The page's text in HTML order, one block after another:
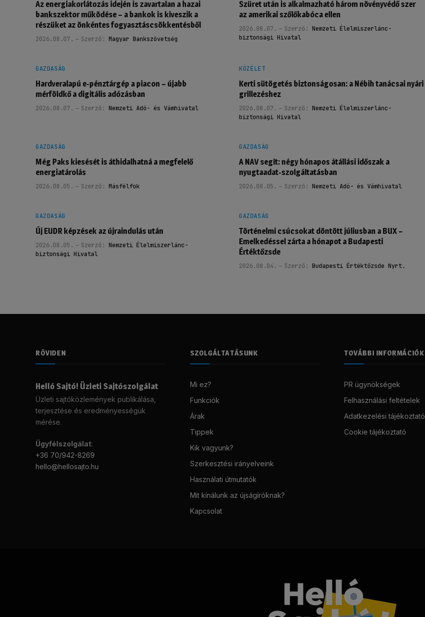
Az energiakorlátozás idején is zavartalan a hazai
bankszektor működése – a bankok is kiveszik a
részüket az önkéntes fogyasztáscsökkentésből
2026.08.07. Szerző: Magyar Bankszövetség
Szüret után is alkalmazható három növényvédő szer
az amerikai szőlőkabóca ellen
2026.08.07. Szerző: Nemzeti Élelmiszerlánc-
biztonsági Hivatal
GAZDASÁG
Hardveralapú e-pénztárgép a piacon – újabb
mérföldkő a digitális adózásban
2026.08.07. Szerző: Nemzeti Adó- és Vámhivatal
KÖZÉLET
Kerti sütögetés biztonságosan: a Nébih tanácsai nyári
grillezéshez
2026.08.07. Szerző: Nemzeti Élelmiszerlánc-
biztonsági Hivatal
GAZDASÁG
Még Paks kiesését is áthidalhatná a megfelelő
energiatárolás
2026.08.05. Szerző: Másfélfok
GAZDASÁG
A NAV segít: négy hónapos átállási időszak a
nyugtaadat-szolgáltatásban
2026.08.05. Szerző: Nemzeti Adó- és Vámhivatal
GAZDASÁG
Új EUDR képzések az újraindulás után
2026.08.05. Szerző: Nemzeti Élelmiszerlánc-
biztonsági Hivatal
GAZDASÁG
Történelmi csúcsokat döntött júliusban a BUX –
Emelkedéssel zárta a hónapot a Budapesti
Értéktőzsde
2026.08.04. Szerző: Budapesti Értéktőzsde Nyrt.
RÖVIDEN
Helló Sajtó! Üzleti Sajtószolgálat
Üzleti sajtóközlemények publikálása,
terjesztése és eredményességük
mérése.
Ügyfélszolgálat:
+36 70/942-8269
hello@hellosajto.hu
SZOLGÁLTATÁSUNK
Mi ez?
Funkciók
Árak
Tippek
Kik vagyunk?
Szerkesztési irányelveink
Használati útmutatók
Mit kínálunk az újságíróknak?
Kapcsolat
TOVÁBBI INFORMÁCIÓK
PR ügynökségek
Felhasználási feltételek
Adatkezelési tájékoztató
Cookie tájékoztató